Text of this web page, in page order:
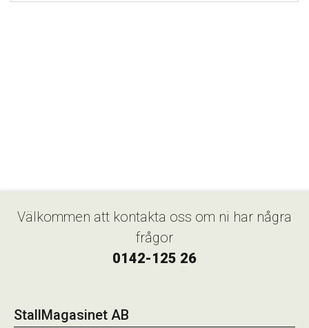
Välkommen att kontakta oss om ni har några
frågor
0142-125 26
StallMagasinet AB